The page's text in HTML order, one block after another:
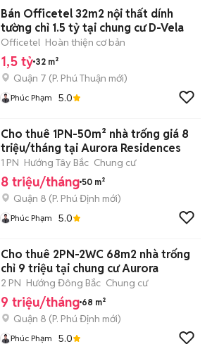
Bán Officetel 32m2 nội thất dính
tường chỉ 1.5 tỷ tại chung cư D-Vela
Officetel Hoàn thiện cơ bản
1,5 tỷ 32 m²
Quận 7 (P. Phú Thuận mới)
Phúc Phạm 5.0
Cho thuê 1PN-50m² nhà trống giá 8
triệu/tháng tại Aurora Residences
1 PN Hướng Tây Bắc Chung cư
8 triệu/tháng 50 m²
Quận 8 (P. Phú Định mới)
Phúc Phạm 5.0
Cho thuê 2PN-2WC 68m2 nhà trống
chỉ 9 triệu tại chung cư Aurora
2 PN Hướng Đông Bắc Chung cư
9 triệu/tháng 68 m²
Quận 8 (P. Phú Định mới)
Phúc Phạm 5.0